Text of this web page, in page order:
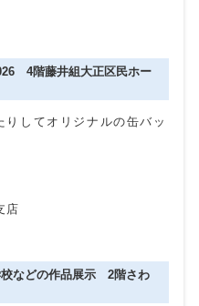
4階藤井組大正区民ホー
してオリジナルの缶バッ
店
校などの作品展示 2階さわ